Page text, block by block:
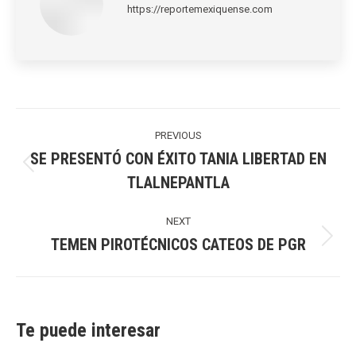
https://reportemexiquense.com
PREVIOUS
post:
SE PRESENTÓ CON ÉXITO TANIA LIBERTAD EN
TLALNEPANTLA
NEXT
Next
TEMEN PIROTÉCNICOS CATEOS DE PGR
Te puede interesar